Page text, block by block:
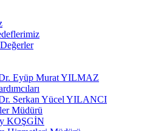
Eyüp Murat YILMAZ
Serkan Yücel YILANCI
Müdürü
KOŞGİN